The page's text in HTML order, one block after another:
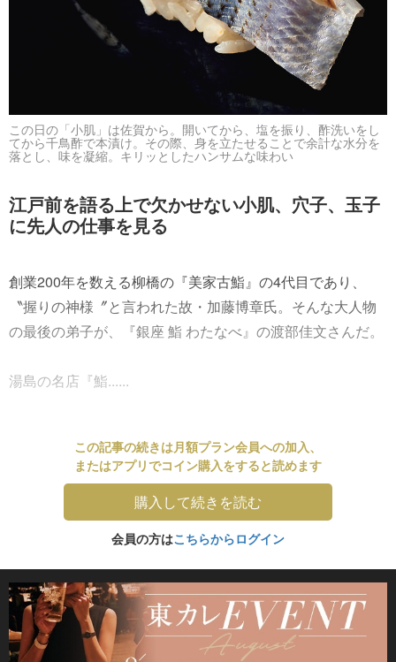
この日の「小肌」は佐賀から。開いてから、塩を振り、酢洗いをし
てから千鳥酢で本漬け。その際、身を立たせることで余計な水分を
落とし、味を凝縮。キリッとしたハンサムな味わい
江戸前を語る上で欠かせない小肌、穴子、玉子
に先人の仕事を見る
創業200年を数える柳橋の『美家古鮨』の4代目であり、
〝握りの神様〞と言われた故・加藤博章氏。そんな大人物
の最後の弟子が、『銀座 鮨 わたなべ』の渡部佳文さんだ。
湯島の名店『鮨......
この記事の続きは月額プラン会員への加入、
またはアプリでコイン購入をすると読めます
購入して続きを読む
会員の方はこちらからログイン